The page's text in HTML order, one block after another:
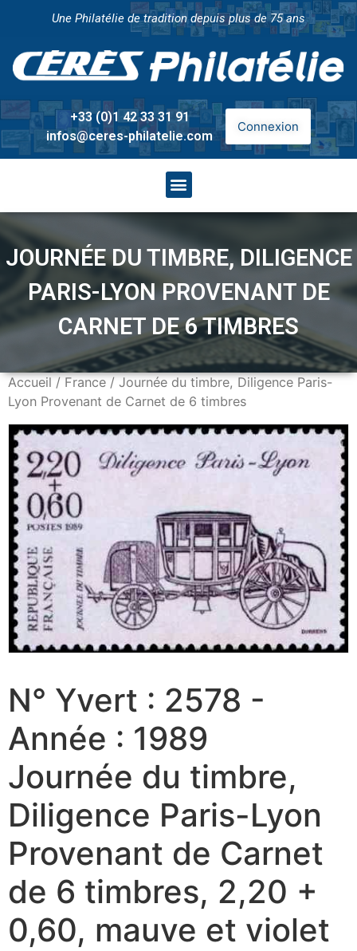
Une Philatélie de tradition depuis plus de 75 ans
+33 (0)1 42 33 31 91
infos@ceres-philatelie.com
Connexion
JOURNÉE DU TIMBRE, DILIGENCE
PARIS-LYON PROVENANT DE
CARNET DE 6 TIMBRES
Accueil / France / Journée du timbre, Diligence Paris-
Lyon Provenant de Carnet de 6 timbres
N° Yvert : 2578 -
Année : 1989
Journée du timbre,
Diligence Paris-Lyon
Provenant de Carnet
de 6 timbres, 2,20 +
0,60, mauve et violet